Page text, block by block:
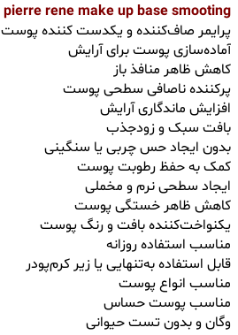
pierre rene make up base smooting
پرایمر صاف‌کننده و یکدست کننده پوست
آماده‌سازی پوست برای آرایش
کاهش ظاهر منافذ باز
پرکننده ناصافی‌ سطحی پوست
افزایش ماندگاری آرایش
بافت سبک و زودجذب
بدون ایجاد حس چربی یا سنگینی
کمک به حفظ رطوبت پوست
ایجاد سطحی نرم و مخملی
کاهش ظاهر خستگی پوست
یکنواخت‌کننده بافت و رنگ پوست
مناسب استفاده روزانه
قابل استفاده به‌تنهایی یا زیر کرم‌پودر
مناسب انواع پوست
مناسب پوست حساس
وگان و بدون تست حیوانی